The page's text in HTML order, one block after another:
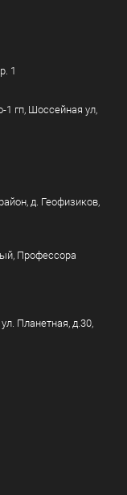
1
1 гп, Шоссейная ул,
д. Геофизиков,
Профессора
Планетная, д.30,